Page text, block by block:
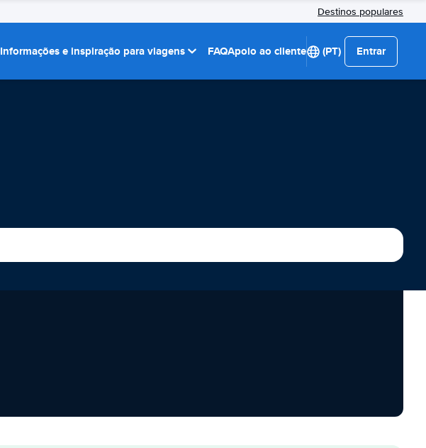
Destinos populares
Informações e inspiração para viagens FAQApoio ao cliente (PT) Entrar